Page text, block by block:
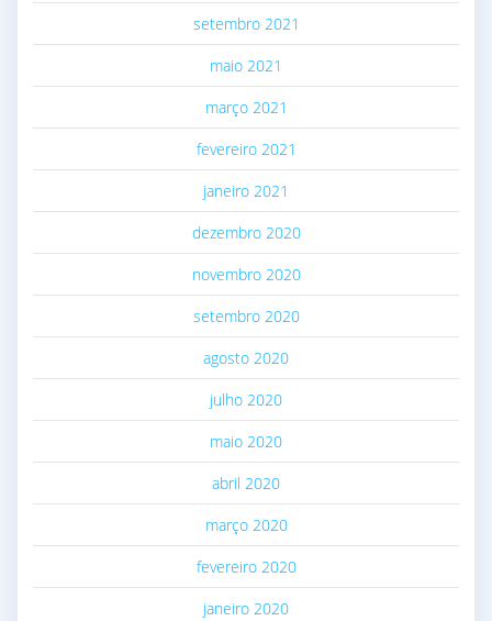
setembro 2021
maio 2021
março 2021
fevereiro 2021
janeiro 2021
dezembro 2020
novembro 2020
setembro 2020
agosto 2020
julho 2020
maio 2020
abril 2020
março 2020
fevereiro 2020
janeiro 2020